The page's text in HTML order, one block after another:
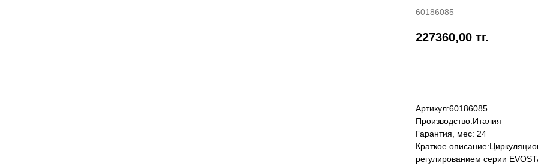
60186085
227360,00 тг.
Артикул:60186085
Производство:Италия
Гарантия, мес: 24
Краткое описание:
регулированием серии